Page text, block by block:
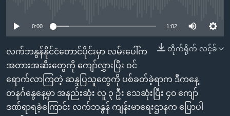
ရှာဖွေ
ဗွီအိုအေ လူမှုကွန်ယက်များ
ဘာသာစကားများ
0:00 1:02
တိုက်ရိုက် လင့်ခ်
လက်ဘနွန်နိုင်ငံတောင်ပိုင်းမှာ လမ်းပေါ်က
အတားအဆီးတွေကို ကျော်လွှားပြီး ဝင်
ရောက်လာကြတဲ့ ဆန္ဒပြသူတွေကို ပစ်ခတ်ခဲ့ရာက ဒီကနေ့
တနင်္ဂနွေနေ့မှာ အနည်းဆုံး လူ ၃ ဦး သေဆုံးပြီး ၄၀ ကျော်
ဒဏ်ရာရခဲ့ကြောင်း လက်ဘနွန် ကျန်းမာရေးဌာနက ပြောပါ